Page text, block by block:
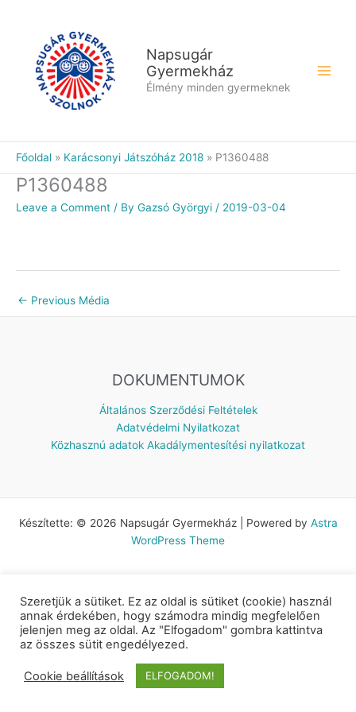
Napsugár
Gyermekház
Élmény minden gyermeknek
Főoldal Karácsonyi Játszóház 2018 P1360488
P1360488
Leave a Comment / By Gazsó Györgyi / 2019-03-04
← Previous Média
DOKUMENTUMOK
Általános Szerződési Feltételek
Adatvédelmi Nyilatkozat
Közhasznú adatok Akadálymentesítési nyilatkozat
Készítette: © 2026 Napsugár Gyermekház | Powered by Astra
WordPress Theme
Szeretjük a sütiket. Ez az oldal is sütiket (cookie) használ
annak érdekében, hogy számodra mindig megfelelően
jelenjen meg az oldal. Az "Elfogadom" gombra kattintva
az összes sütit engedélyezed.
Cookie beállítások ELFOGADOM!